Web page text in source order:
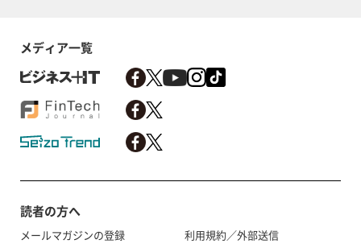
メディア一覧
読者の方へ
メールマガジンの登録
利用規約／外部送信